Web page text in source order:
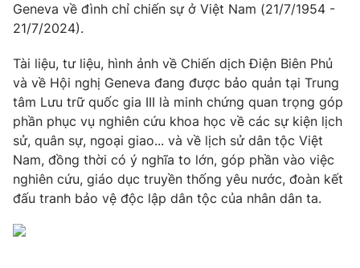
Góc doanh nghiệp
Truyền hình
Hậu trường
Nhân vật
Khán giả
Giải sao mai
Giải trí
Điện ảnh
Âm nhạc
Sao
Đời sống
Du lịch
Làm đẹp
Chất lượng cuộc sống
Giáo dục
Tuyển sinh
Học trực tuyến
Công nghệ
Hitech Công nghệ tương lai
Geneva về đình chỉ chiến sự ở Việt Nam (21/7/1954 -
21/7/2024).
Tài liệu, tư liệu, hình ảnh về Chiến dịch Điện Biên Phủ
và về Hội nghị Geneva đang được bảo quản tại Trung
tâm Lưu trữ quốc gia III là minh chứng quan trọng góp
phần phục vụ nghiên cứu khoa học về các sự kiện lịch
sử, quân sự, ngoại giao... và về lịch sử dân tộc Việt
Nam, đồng thời có ý nghĩa to lớn, góp phần vào việc
nghiên cứu, giáo dục truyền thống yêu nước, đoàn kết
đấu tranh bảo vệ độc lập dân tộc của nhân dân ta.